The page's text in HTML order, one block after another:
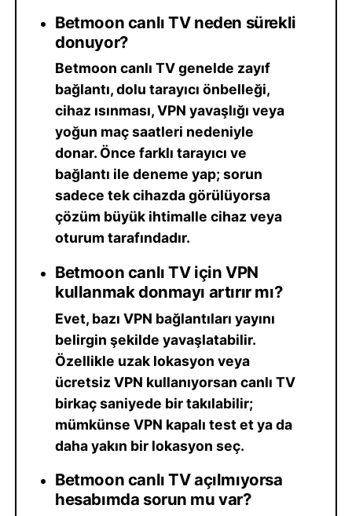
Betmoon canlı TV neden sürekli
donuyor?
Betmoon canlı TV genelde zayıf
bağlantı, dolu tarayıcı önbelleği,
cihaz ısınması, VPN yavaşlığı veya
yoğun maç saatleri nedeniyle
donar. Önce farklı tarayıcı ve
bağlantı ile deneme yap; sorun
sadece tek cihazda görülüyorsa
çözüm büyük ihtimalle cihaz veya
oturum tarafındadır.
Betmoon canlı TV için VPN
kullanmak donmayı artırır mı?
Evet, bazı VPN bağlantıları yayını
belirgin şekilde yavaşlatabilir.
Özellikle uzak lokasyon veya
ücretsiz VPN kullanıyorsan canlı TV
birkaç saniyede bir takılabilir;
mümkünse VPN kapalı test et ya da
daha yakın bir lokasyon seç.
Betmoon canlı TV açılmıyorsa
hesabımda sorun mu var?